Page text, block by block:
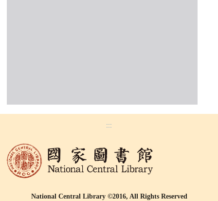
:::
National Central Library ©2016, All Rights Reserved